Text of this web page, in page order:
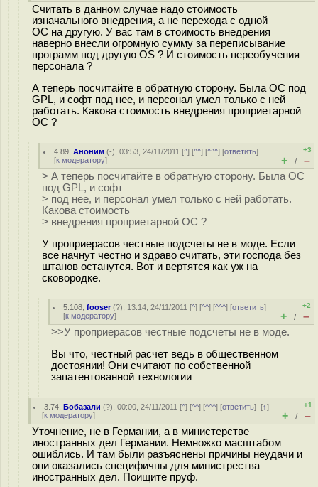
Считать в данном случае надо стоимость
изначального внедрения, а не перехода с одной
ОС на другую. У вас там в стоимость внедрения
наверно внесли огромную сумму за переписывание
программ под другую OS ? И стоимость переобучения
персонала ?
А теперь посчитайте в обратную сторону. Была ОС под
GPL, и софт под нее, и персонал умел только с ней
работать. Какова стоимость внедрения проприетарной
ОС ?
4.89 ,Аноним (-), 03:53, 24/11/2011 [^] [^^] [^^^] [ответить]
[к модератору]
+3
+ / –
> А теперь посчитайте в обратную сторону. Была ОС
под GPL, и софт
> под нее, и персонал умел только с ней работать.
Какова стоимость
> внедрения проприетарной ОС ?
У проприерасов честные подсчеты не в моде. Если
все начнут честно и здраво считать, эти господа без
штанов останутся. Вот и вертятся как уж на
сковородке.
5.108 ,fooser(?), 13:14, 24/11/2011 [^] [^^] [^^^] [ответить]
[к модератору]
+2
+ / –
>>У проприерасов честные подсчеты не в моде.
Вы что, честный расчет ведь в общественном
достоянии! Они считают по собственной
запатентованной технологии
3.74 ,Бобазали (?), 00:00, 24/11/2011 [^] [^^] [^^^] [ответить][↑]
[к модератору]
+1
+ / –
Уточнение, не в Германии, а в министерстве
иностранных дел Германии. Немножко масштабом
ошиблись. И там были разъяснены причины неудачи и
они оказались специфичны для министрества
иностранных дел. Поищите пруф.